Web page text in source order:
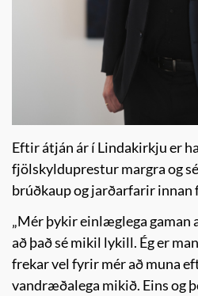
Eftir átján ár í Lindakirkju er
fjölskylduprestur margra og
brúðkaup og jarðarfarir innan
„Mér þykir einlæglega gaman
að það sé mikil lykill. Ég er
frekar vel fyrir mér að muna
vandræðalega mikið. Eins og